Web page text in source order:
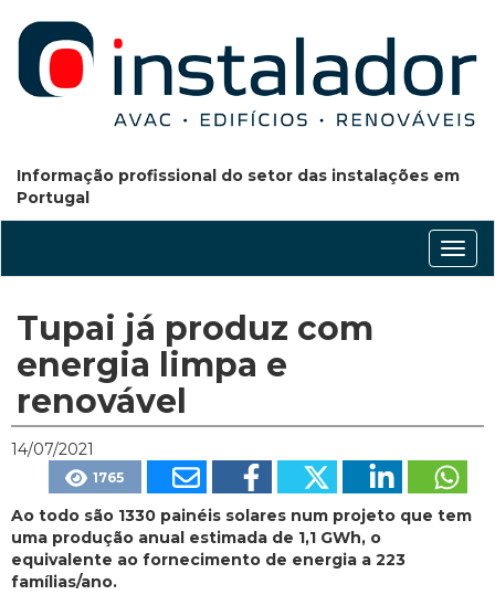
Informação profissional do setor das instalações em
Portugal
Tupai já produz com
energia limpa e
renovável
14/07/2021
1765
Ao todo são 1330 painéis solares num projeto que tem
uma produção anual estimada de 1,1 GWh, o
equivalente ao fornecimento de energia a 223
famílias/ano.